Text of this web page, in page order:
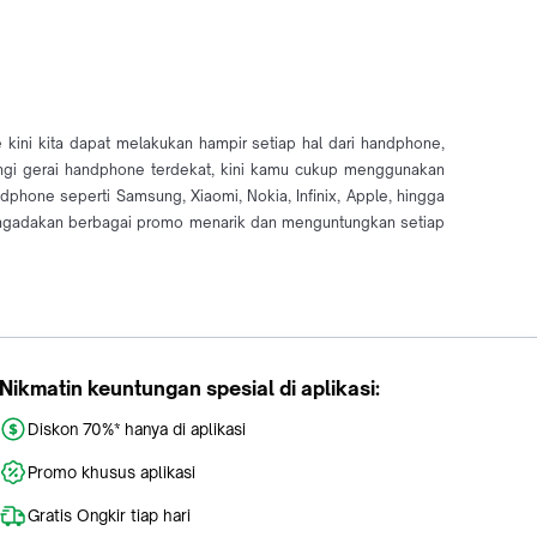
kita dapat melakukan hampir setiap hal dari handphone,
gerai handphone terdekat, kini kamu cukup menggunakan
seperti Samsung, Xiaomi, Nokia, Infinix, Apple, hingga
berbagai promo menarik dan menguntungkan setiap
Nikmatin keuntungan spesial di aplikasi:
Diskon 70%* hanya di aplikasi
Promo khusus aplikasi
Gratis Ongkir tiap hari